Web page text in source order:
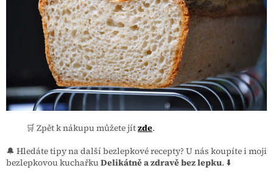
🛒 Zpět k nákupu můžete jítzde.
🔔 Hledáte tipy na další bezlepkové recepty? U nás koupíte i moji
bezlepkovou kuchařkuDelikátně a zdravě bez lepku. ⬇️